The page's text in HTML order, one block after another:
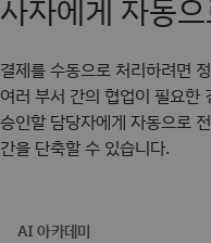
사자에게 자동
결제를 수동으로 처리하려면
여러 부서 간의 협업이 필요한
승인할 담당자에게 자동으로
간을 단축할 수 있습니다.
AI 아카데미